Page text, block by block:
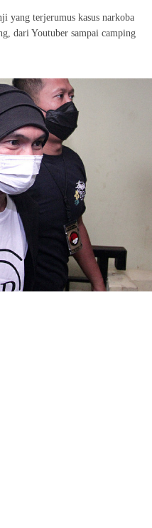
yang terjerumus kasus narkoba
dari Youtuber sampai camping